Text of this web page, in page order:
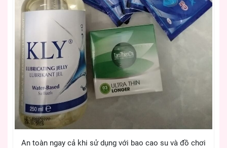
An toàn ngay cả khi sử dụng với bao cao su và đồ chơi